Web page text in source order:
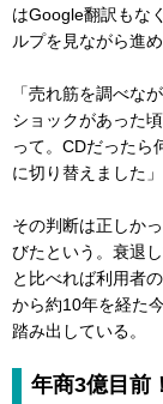
はGoogle翻訳もな
ルプを見ながら進
「売れ筋を調べな
ショックがあった
って。CDだったら
に切り替えました」
その判断は正しか
びたという。衰退
と比べれば利用者
から約10年を経た
踏み出している。
年商3億目前